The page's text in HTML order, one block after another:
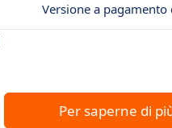
Versione a pagamento
Per saperne di